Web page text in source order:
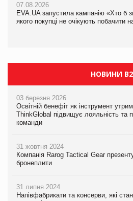
07.08.2026
EVA.UA запустила кампанію «Хто б
якого покупці не очікують побачити
05.08.2026
Мережа супермаркетів VARUS купує
НОВИНИ
03 березня 2026
Освітній бенефіт як інструмент
ThinkGlobal підвищує лояльність та
команди
31 жовтня 2024
Компанія Rarog Tactical Gear
бронеплити
31 липня 2024
Напівфабрикати та консерви, які